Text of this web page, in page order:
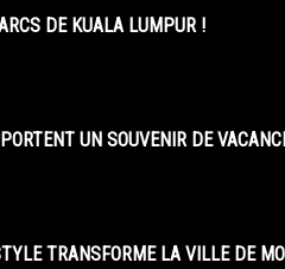
DE KUALA LUMPUR !
UN SOUVENIR DE
TRANSFORME LA VILLE DE